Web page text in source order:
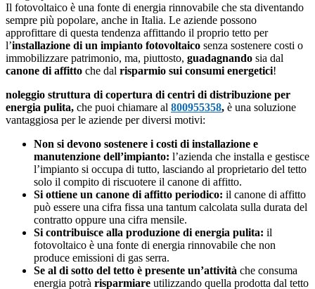
Il fotovoltaico è una fonte di energia rinnovabile che sta diventando
sempre più popolare, anche in Italia. Le aziende possono
approfittare di questa tendenza affittando il proprio tetto per
l’installazione di un impianto fotovoltaico senza sostenere costi o
immobilizzare patrimonio, ma, piuttosto, guadagnando sia dal
canone di affitto che dal risparmio sui consumi energetici!
noleggio struttura di copertura di centri di distribuzione per
energia pulita, che puoi chiamare al 800955358, è una soluzione
vantaggiosa per le aziende per diversi motivi:
Non si devono sostenere i costi di installazione e
manutenzione dell’impianto: l’azienda che installa e gestisce
l’impianto si occupa di tutto, lasciando al proprietario del tetto
solo il compito di riscuotere il canone di affitto.
Si ottiene un canone di affitto periodico: il canone di affitto
può essere una cifra fissa una tantum calcolata sulla durata del
contratto oppure una cifra mensile.
Si contribuisce alla produzione di energia pulita: il
fotovoltaico è una fonte di energia rinnovabile che non
produce emissioni di gas serra.
Se al di sotto del tetto è presente un’attività che consuma
energia potrà risparmiare utilizzando quella prodotta dal tetto